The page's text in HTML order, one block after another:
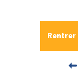
Rentrer